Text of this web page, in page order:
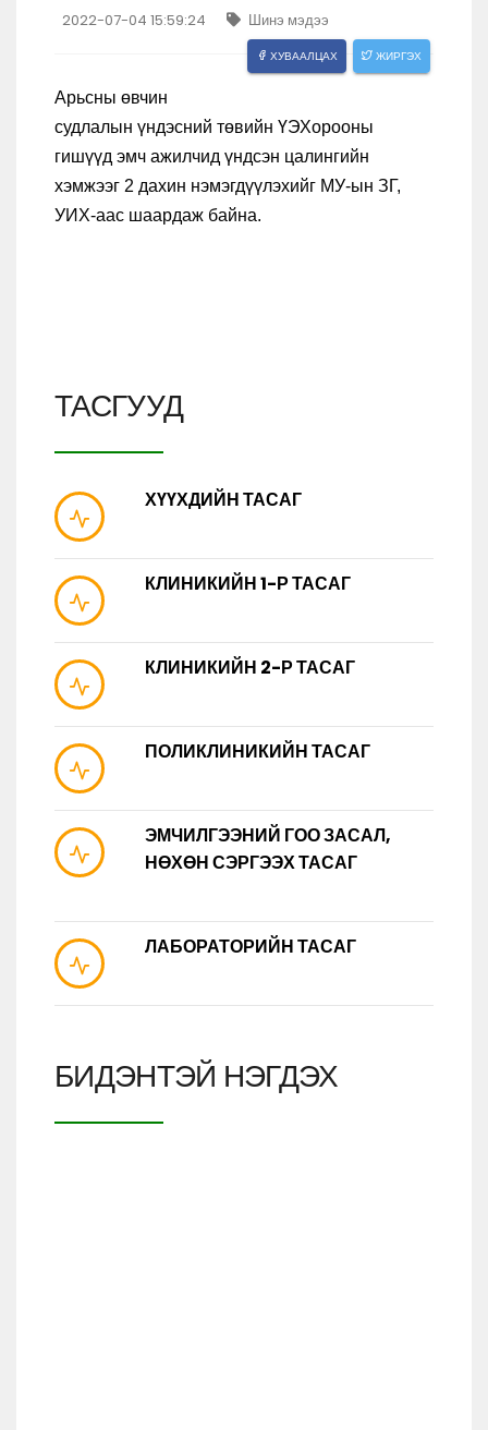
2022-07-04 15:59:24 Шинэ мэдээ
ХУВААЛЦАХ ЖИРГЭХ
Арьсны өвчин
судлалын үндэсний төвийн ҮЭХорооны
гишүүд эмч ажилчид үндсэн цалингийн
хэмжээг 2 дахин нэмэгдүүлэхийг МУ-ын ЗГ,
УИХ-аас шаардаж байна.
ТАСГУУД
ХҮҮХДИЙН ТАСАГ
КЛИНИКИЙН 1-Р ТАСАГ
КЛИНИКИЙН 2-Р ТАСАГ
ПОЛИКЛИНИКИЙН ТАСАГ
ЭМЧИЛГЭЭНИЙ ГОО ЗАСАЛ,
НӨХӨН СЭРГЭЭХ ТАСАГ
ЛАБОРАТОРИЙН ТАСАГ
БИДЭНТЭЙ НЭГДЭХ